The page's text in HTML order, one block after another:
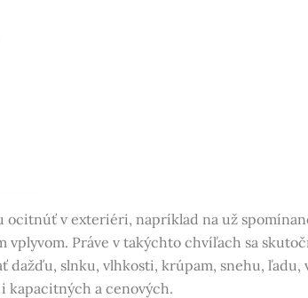
v exteriéri, napríklad na už
vplyvom. Práve v takýchto chvíľach sa
slnku, vlhkosti, krúpam, snehu,
kapacitných a cenových.